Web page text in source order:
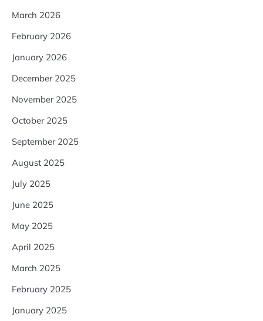
March 2026
February 2026
January 2026
December 2025
November 2025
October 2025
September 2025
August 2025
July 2025
June 2025
May 2025
April 2025
March 2025
February 2025
January 2025